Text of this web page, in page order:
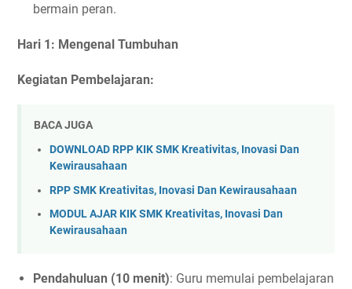
bermain peran.
Hari 1: Mengenal Tumbuhan
Kegiatan Pembelajaran:
BACA JUGA
DOWNLOAD RPP KIK SMK Kreativitas, Inovasi Dan
Kewirausahaan
RPP SMK Kreativitas, Inovasi Dan Kewirausahaan
MODUL AJAR KIK SMK Kreativitas, Inovasi Dan
Kewirausahaan
Pendahuluan (10 menit): Guru memulai pembelajaran